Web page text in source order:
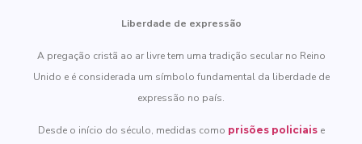
Liberdade de expressão
A pregação cristã ao ar livre tem uma tradição secular no Reino
Unido e é considerada um símbolo fundamental da liberdade de
expressão no país.
Desde o início do século, medidas como prisões policiaise